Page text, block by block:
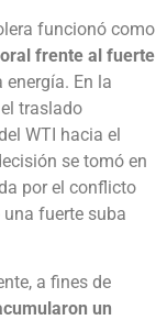
funcionó como
frente al fuerte
En la
traslado
WTI hacia el
se tomó en
por el conflicto
fuerte suba
a fines de
un